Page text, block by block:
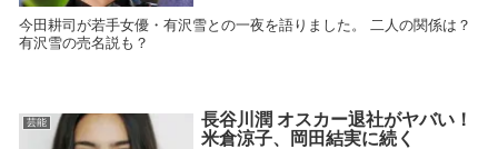
今田耕司が若手女優・有沢雪との一夜を語りました。 二人の関係は？
有沢雪の売名説も？
芸能
長谷川潤 オスカー退社がヤバい！
米倉涼子、岡田結実に続く